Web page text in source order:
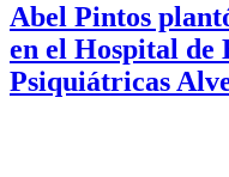
Abel Pintos
en el Hospital de
Psiquiátricas